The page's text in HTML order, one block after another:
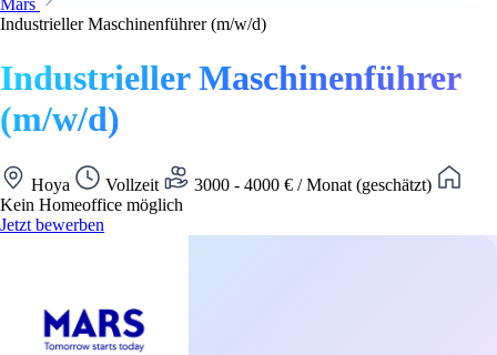
Mars
Industrieller Maschinenführer (m/w/d)
Industrieller Maschinenführer
(m/w/d)
Hoya Vollzeit
3000 - 4000 € / Monat (geschätzt)
Kein Homeoffice möglich
Jetzt bewerben